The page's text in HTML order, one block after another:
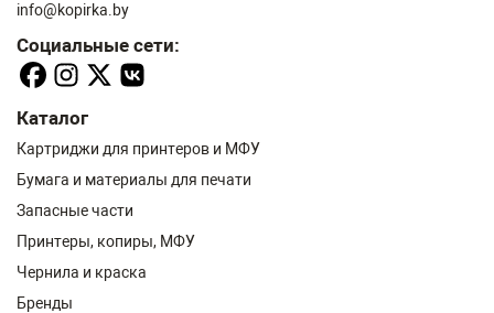
info@kopirka.by
Социальные сети:
Каталог
Картриджи для принтеров и МФУ
Бумага и материалы для печати
Запасные части
Принтеры, копиры, МФУ
Чернила и краска
Бренды